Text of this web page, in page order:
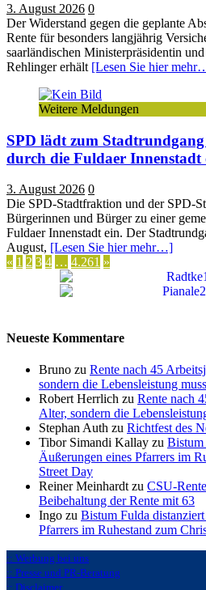
3. August 2026 0
Der Widerstand gegen die geplante
Rente für besonders langjährig
saarländischen Ministerpräsidentin
Rehlinger erhält [Lesen Sie hier
Weitere Meldungen
SPD lädt zum
durch die Fuldaer Innenstadt
3. August 2026 0
Die SPD-Stadtfraktion und der SPD-
Bürgerinnen und Bürger zu einer
Fuldaer Innenstadt ein. Der
August, [Lesen Sie hier mehr…]
Seitennummerierung
« 1 2 3 4 … 4.261 »
Neueste Kommentare
Bruno zu Rente nach 45
sondern die Lebensleistung
Robert Herrlich zu Rente nach
Alter, sondern die
Stephan Auth zu Richtfest des
Tibor Simandi Kallay zu Bistum
Äußerungen eines Pfarrers im
Street Day
Reiner Meinhardt zu CSU-
Beibehaltung der Rente mit 63
Ingo zu Bistum Fulda
Pfarrers im Ruhestand zum
:: Werbung bei uns
:: Presse und PR-Beratung
:: Disclaimer